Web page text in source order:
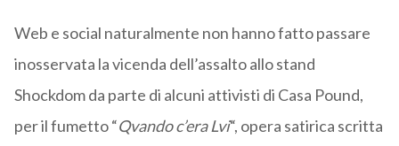
Web e social naturalmente non hanno fatto passare
inosservata la vicenda dell’assalto allo stand
Shockdom da parte di alcuni attivisti di Casa Pound,
per il fumetto “Qvando c’era Lvi“, opera satirica scritta